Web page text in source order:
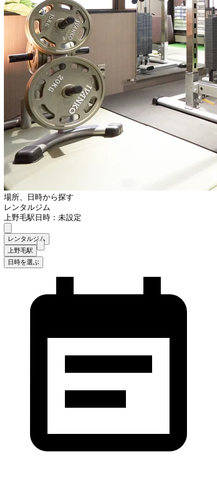
場所、日時から探す
レンタルジム
上野毛駅日時：未設定
レンタルジム
上野毛駅
日時を選ぶ